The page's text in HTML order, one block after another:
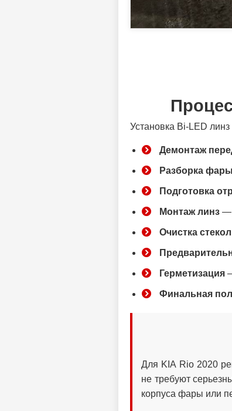
Установка Bi-LED
Демонтаж
Разборка фары
Подготовка
Монтаж линз —
Очистка стекол
Герметизация
Финальная
Для KIA Rio 2020
не требуют
корпуса фары или